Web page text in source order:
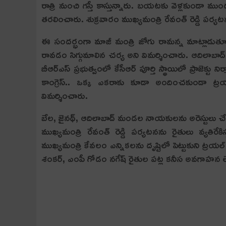
రాత్రి నుంచి గస్తీ కాస్తున్నారు. బయటకు వెళ్లకుండా
తరలించారు. శుక్ర‌వారం ముఖ్య‌మంత్రి రేవంత్ రెడ్డి
ఈ సందర్భంగా మాజీ మంత్రి జోగు రామన్న
రావడం సిగ్గుమాలిన చర్య అని విమర్శించారు.
బీఆర్ఎస్ ప్రభుత్వంలో కేసీఆర్ పూర్తి స్థాయిలో
కాంగ్రెస్.. ఒక్క ఎకరాకు కూడా అందించకుండా
విమర్శించారు.
బేల‌, జైన‌థ్, ఆదిలాబాద్ మండల నాయకులను
ముఖ్యమంత్రి రేవంత్ రెడ్డి పర్యటనను రైతులు
ముఖ్యమంత్రి కేవలం ఎన్నికలను దృష్టిలో పెట్టుకుని
శంకర్, ఎంపీ గోడం నగేష్ రైతుల పట్ల కనీస